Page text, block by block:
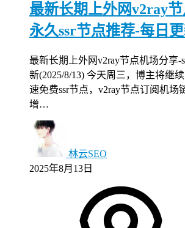
最新长期上外网v2ray
永久ssr节点推荐-每日
最新长期上外网v2ray节点机场分享-
新(2025/8/13) 今天周三，博主将继
速免费ssr节点，v2ray节点订阅机场
增…
林云SEO
2025年8月13日